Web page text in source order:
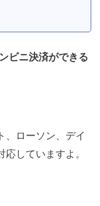
ビニ決済ができる
、ローソン、デイ
していますよ。